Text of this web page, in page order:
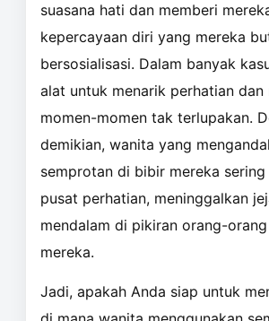
suasana hati dan memberi
kepercayaan diri yang mereka
bersosialisasi. Dalam banyak
alat untuk menarik perhatian dan
momen-momen tak terlupakan.
demikian, wanita yang
semprotan di bibir mereka
pusat perhatian, meninggalkan
mendalam di pikiran orang-
mereka.
Jadi, apakah Anda siap untuk